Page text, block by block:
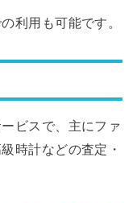
利用も可能です。
ビスで、主にファ
時計などの査定・